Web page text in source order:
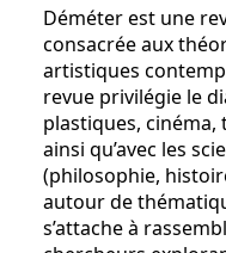
Déméter est une
consacrée aux
artistiques
revue privilégie le
plastiques, cinéma,
ainsi qu’avec les
(philosophie,
autour de
s’attache à